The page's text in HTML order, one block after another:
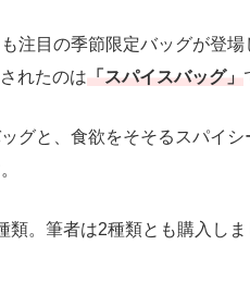
注目の季節限定バッグが登
れたのは「スパイスバッグ」
グと、食欲をそそるスパイ
。筆者は2種類とも購入し